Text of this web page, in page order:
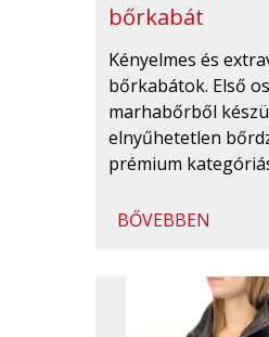
bőrkabát
Kényelmes és
bőrkabátok. Első
marhabőrből
elnyűhetetlen
prémium
BŐVEBBEN